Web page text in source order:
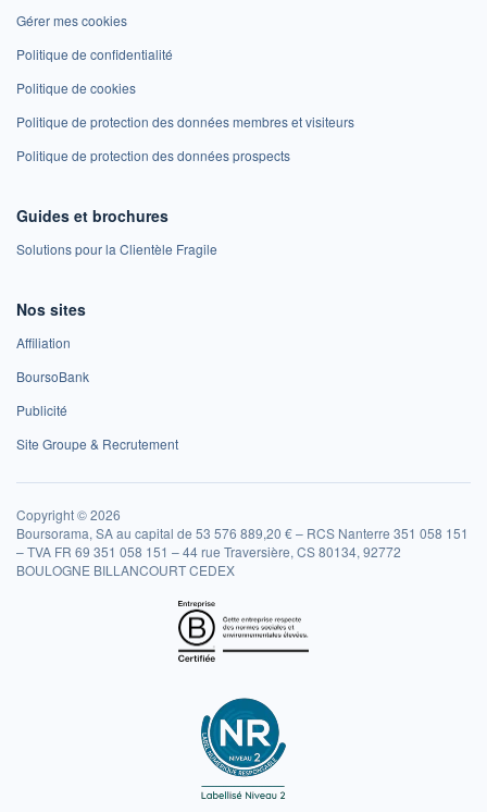
Gérer mes cookies
Politique de confidentialité
Politique de cookies
Politique de protection des données membres et visiteurs
Politique de protection des données prospects
Guides et brochures
Solutions pour la Clientèle Fragile
Nos sites
Affiliation
BoursoBank
Publicité
Site Groupe & Recrutement
Copyright © 2026
Boursorama, SA au capital de 53 576 889,20 € – RCS Nanterre 351 058 151
– TVA FR 69 351 058 151 – 44 rue Traversière, CS 80134, 92772
BOULOGNE BILLANCOURT CEDEX